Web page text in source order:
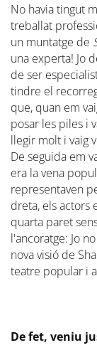
No havia tingut
treballat
un muntatge de
una experta! Jo
de ser
tindre el
que, quan em
posar les piles i
llegir molt i vaig
De seguida em
era la vena
representaven
dreta, els actors
quarta paret
l'ancoratge: Jo
nova visió de
teatre popular i
De fet, veniu